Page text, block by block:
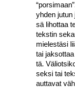
yhden
sä lihot­taa
teks­tin
mie­les­tä­si
tai
tä.
sek­si tai
aut­ta­vat